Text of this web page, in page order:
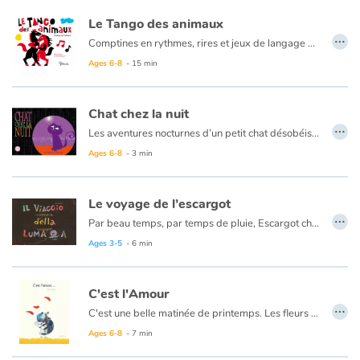
Catalogue anglais
Contraste +
Help
Family
Schools
Libraries
Videos & Tutorials
Le Tango des animaux
Comptines en rythmes, rires et jeux de langage écrites par Catherine Leblanc et illustrées par Fred Sochard.
Ages 6-8 - 15 min
…
Chat chez la nuit
Les aventures nocturnes d’un petit chat désobéissant. C’est la nuit et Misty, un chaton qui a pour consigne de rester sagement à la maison pendant que sa maîtresse est de sortie, ne résiste pas à la tentation de désobéir. Malgré la tentative de mise en garde d’Ariane, une petite araignée, il part à l’aventure explorer la ville. De déception en frayeur, il fera moins le malin lorsqu’il s’agira de retrouver son chemin, et sera alors content de retrouver Ariane et son fil…
Ages 6-8 - 3 min
…
Le voyage de l’escargot
Par beau temps, par temps de pluie, Escargot chemine et découvre le monde. Dangers, amitiés, surprises, obstacles l’attendent au cours de ce voyage. Mais n’est-ce pas la vie d’un escargot que de cheminer en tout lieu et en toute circonstance ? Satsuki Noma nous invite à le suivre comme une attention portée à un être familier.
Ages 3-5 - 6 min
…
C'est l'Amour
C'est une belle matinée de printemps. Les fleurs sont belles et Vladimir le scarabée sent naître un sentiment nouveau. Et si c'était cela l'amour ?
Ages 6-8 - 7 min
…